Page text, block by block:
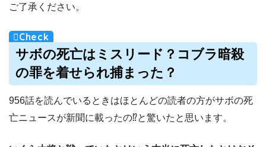
ご了承ください。
サボの死亡はミスリード？コブラ暗殺
の罪を着せられ捕まった？
956話を読んでいるときはほとんどの読者の方がサボの死
亡ニュースが新聞に載ったの⁉︎と驚いたと思います。